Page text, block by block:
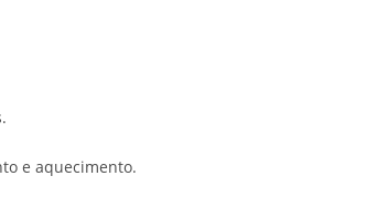
e aquecimento.